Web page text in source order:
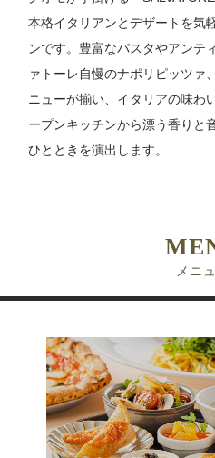
本格イタリアンとデザートを気
ンです。豊富なパスタやアンテ
ァトーレ自慢のナポリピッツァ
ニューが揃い、イタリアの味わ
ープンキッチンから漂う香りと
ひとときを演出します。
メニ